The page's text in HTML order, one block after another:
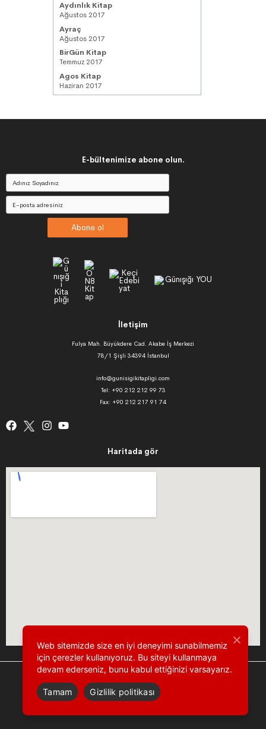
Aydınlık Kitap
Ağustos 2017
Ayraç
Ağustos 2017
BirGün Kitap
Temmuz 2017
Agos Kitap
Haziran 2017
E-bültenimize abone olun.
Abone ol
İletişim
Fulya Mah. Büyükdere Cad. Akabe İş Merkezi
78/1 Şişli 34394 İstanbul
info@gunisigikitapligi.com
Tel: +90 212 212 99 73
Fax: +90 212 217 91 74
Haritada gör
Web sitemizde size en iyi deneyimi sunabilmemiz
için çerezler kullanıyoruz. Bu siteyi kullanmaya
devam ederseniz, bunu kabul ettiğinizi varsayarız.
Tamam Gizlilik politikası